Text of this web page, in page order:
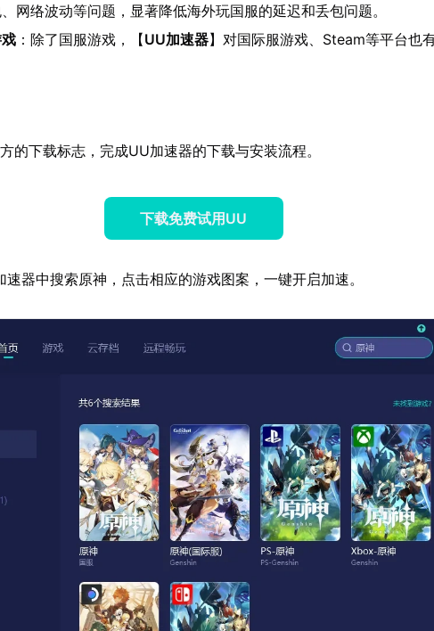
网络波动等问题，显著降低海外玩国服的延迟和丢包问题。
：除了国服游戏，【UU加速器】对国际服游戏、Steam等平台也
的下载标志，完成UU加速器的下载与安装流程。
下载免费试用UU
器中搜索原神，点击相应的游戏图案，一键开启加速。